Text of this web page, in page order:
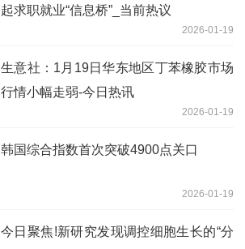
起求职就业“信息桥”_当前热议
2026-01-19
生意社：1月19日华东地区丁苯橡胶市场
行情小幅走弱-今日热讯
2026-01-19
韩国综合指数首次突破4900点关口
2026-01-19
今日聚焦!新研究发现调控细胞生长的“分